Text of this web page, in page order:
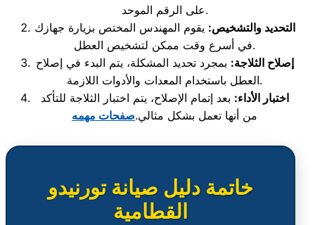
على الرقم الموحد.
التحديد والتشخيص: يقوم المهندس المختص بزيارة جهازك
في أسرع وقت ممكن لتشخيص العطل.
إصلاح الثلاجة: بمجرد تحديد المشكلة، يتم البدء في إصلاح
العطل باستخدام المعدات والأدوات اللازمة.
اختبار الأداء: بعد إتمام الإصلاح، يتم اختبار الثلاجة للتأكد
من أنها تعمل بشكل مثالي.صفحات مهمه
خاتمة دليل صيانة تورنيدو
القطامية